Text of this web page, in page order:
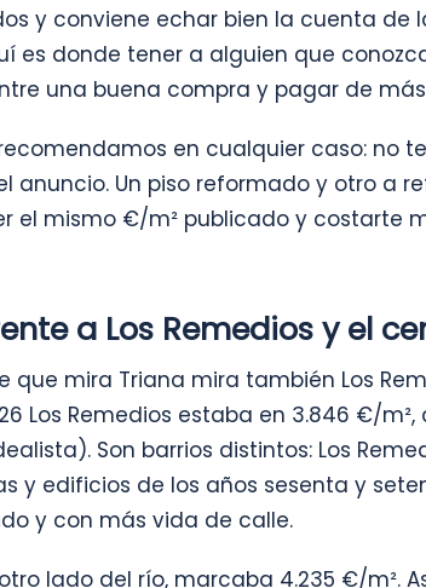
y conviene echar bien la cuenta de
es donde tener a alguien que
una buena compra y pagar de
en cualquier caso: no
anuncio. Un piso reformado y otro a
el mismo €/m² publicado y costarte
a Los Remedios y el
que mira Triana mira también Los
Los Remedios estaba en 3.846 €/
Son barrios distintos: Los
y edificios de los años sesenta y
y con más vida de calle.
lado del río, marcaba 4.235 €/m².